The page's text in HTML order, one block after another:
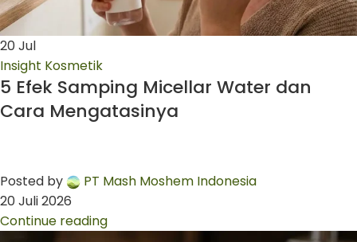
20Jul
Insight Kosmetik
5 Efek Samping Micellar Water dan
Cara Mengatasinya
Posted by
PT Mash Moshem Indonesia
20 Juli 2026
Continue reading